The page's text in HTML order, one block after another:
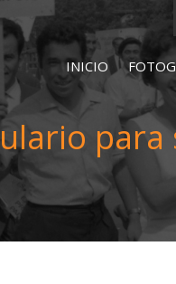
INICIO